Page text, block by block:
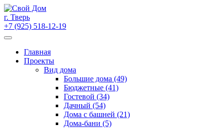
Skip
to
content
г. Тверь
+7 (925) 518-12-19
Главная
Проекты
Вид дома
Большие дома (49)
Бюджетные (41)
Гостевой (34)
Дачный (54)
Дома с башней (21)
Дома-бани (5)